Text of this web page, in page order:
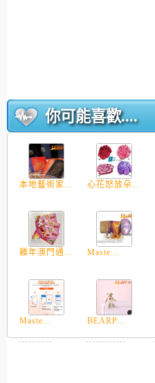
你可能喜歡....
本地藝術家... 心花怒放朵...
雞年澳門通... Maste...
Maste... BEARP...